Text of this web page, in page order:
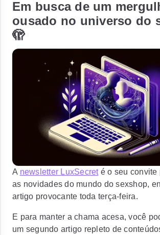
Em busca de um
ousado no universo do
🫣
A newsletter LuxSecreté o seu convite
as novidades do mundo do sexshop,
artigo provocante toda terça-feira.
E para manter a chama acesa, você
um segundo artigo repleto de